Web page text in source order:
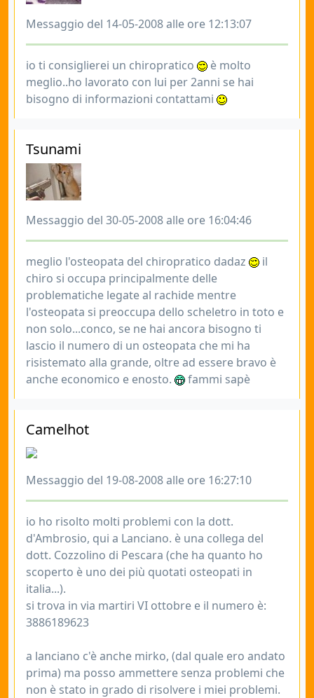
Messaggio del 14-05-2008 alle ore 12:13:07
io ti consiglierei un chiropratico
è molto
meglio..ho lavorato con lui per 2anni se hai
bisogno di informazioni contattami
Tsunami
Messaggio del 30-05-2008 alle ore 16:04:46
meglio l'osteopata del chiropratico dadaz
il
chiro si occupa principalmente delle
problematiche legate al rachide mentre
l'osteopata si preoccupa dello scheletro in toto e
non solo...conco, se ne hai ancora bisogno ti
lascio il numero di un osteopata che mi ha
risistemato alla grande, oltre ad essere bravo è
anche economico e enosto.
fammi sapè
Camelhot
Messaggio del 19-08-2008 alle ore 16:27:10
io ho risolto molti problemi con la dott.
d'Ambrosio, qui a Lanciano. è una collega del
dott. Cozzolino di Pescara (che ha quanto ho
scoperto è uno dei più quotati osteopati in
italia...).
si trova in via martiri VI ottobre e il numero è:
3886189623
a lanciano c'è anche mirko, (dal quale ero andato
prima) ma posso ammettere senza problemi che
non è stato in grado di risolvere i miei problemi.